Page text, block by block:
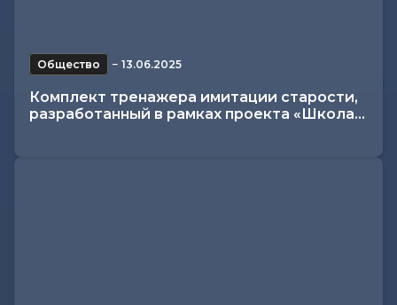
Общество − 13.06.2025
Комплект тренажера имитации старости,
разработанный в рамках проекта «Школа...